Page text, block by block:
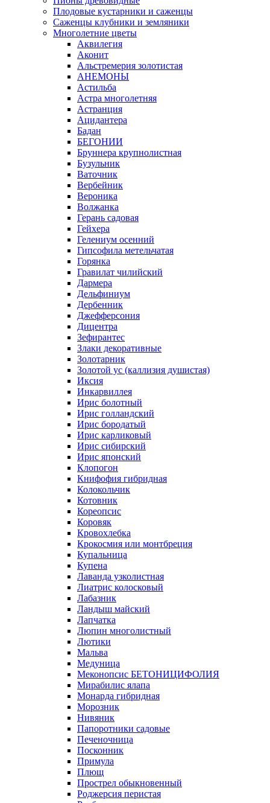
Плодовые кустарники и саженцы
Саженцы клубники и земляники
Многолетние цветы
Аквилегия
Аконит
Альстремерия золотистая
АНЕМОНЫ
Астильба
Астра многолетняя
Астранция
Ацидантера
Бадан
БЕГОНИИ
Бруннера крупнолистная
Бузульник
Ваточник
Вербейник
Вероника
Волжанка
Герань садовая
Гейхера
Гелениум осенний
Гипсофила метельчатая
Горянка
Гравилат чилийский
Дармера
Дельфиниум
Дербенник
Джефферсония
Дицентра
Зефирантес
Злаки декоративные
Золотарник
Золотой ус (каллизия душистая)
Иксия
Инкарвиллея
Ирис болотный
Ирис голландский
Ирис бородатый
Ирис карликовый
Ирис сибирский
Ирис японский
Клопогон
Книфофия гибридная
Колокольчик
Котовник
Кореопсис
Коровяк
Кровохлебка
Крокосмия или монтбреция
Купальница
Купена
Лаванда узколистная
Лиатрис колосковый
Лабазник
Ландыш майский
Лапчатка
Люпин многолистный
Лютики
Мальва
Медуница
Меконопсис БЕТОНИЦИФОЛИЯ
Мирабилис ялапа
Монарда гибридная
Морозник
Нивяник
Папоротники садовые
Печеночница
Посконник
Примула
Плющ
Прострел обыкновенный
Роджерсия перистая